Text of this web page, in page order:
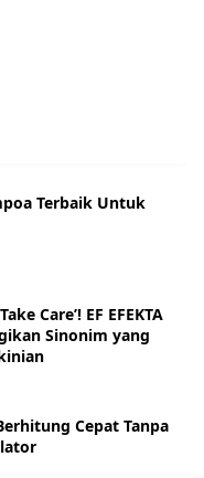
Terbaik Untuk
Care’! EF EFEKTA
Sinonim yang
Cepat Tanpa